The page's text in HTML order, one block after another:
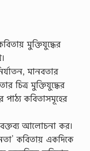
মুক্তিযুদ্ধের
মানবতার
চিত্র মুক্তিযুদ্ধের
পাঠ্য কবিতাসমূহের
আলোচনা কর।
কবিতায় একদিকে